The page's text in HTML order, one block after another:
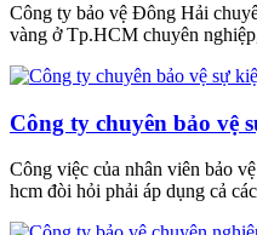
Công ty bảo vệ Đông Hải
vàng ở Tp.HCM chuyên
Công ty chuyên bảo vệ
Công việc của nhân viên bảo
hcm đòi hỏi phải áp dụng cả